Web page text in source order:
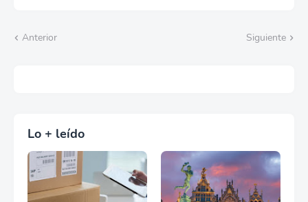
Anterior Siguiente
Lo + leído